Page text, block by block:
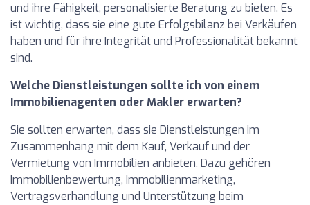
und ihre Fähigkeit, personalisierte Beratung zu bieten. Es
ist wichtig, dass sie eine gute Erfolgsbilanz bei Verkäufen
haben und für ihre Integrität und Professionalität bekannt
sind.
Welche Dienstleistungen sollte ich von einem
Immobilienagenten oder Makler erwarten?
Sie sollten erwarten, dass sie Dienstleistungen im
Zusammenhang mit dem Kauf, Verkauf und der
Vermietung von Immobilien anbieten. Dazu gehören
Immobilienbewertung, Immobilienmarketing,
Vertragsverhandlung und Unterstützung beim